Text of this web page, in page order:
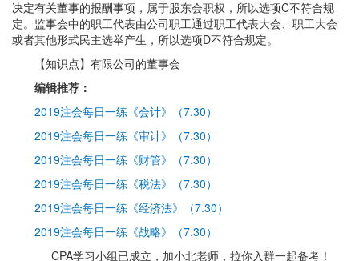
决定有关董事的报酬事项，属于股东会职权，所以选项C不符合规
定。监事会中的职工代表由公司职工通过职工代表大会、职工大会
或者其他形式民主选举产生，所以选项D不符合规定。
【知识点】有限公司的董事会
编辑推荐：
2019注会每日一练《会计》（7.30）
2019注会每日一练《审计》（7.30）
2019注会每日一练《财管》（7.30）
2019注会每日一练《税法》（7.30）
2019注会每日一练《经济法》（7.30）
2019注会每日一练《战略》（7.30）
CPA学习小组已成立，加小北老师，拉你入群一起备考！